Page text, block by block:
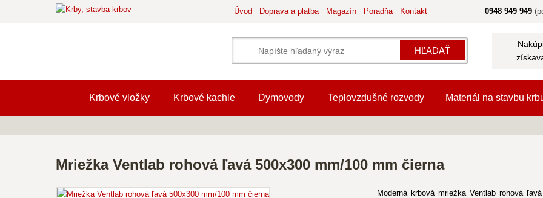
HĽADAŤ
0948 949 949
Úvod Doprava a platba Magazín Poradňa Kontakt
Krbové vložky Krbové kachle Dymovody Teplovzdušné rozvody Materiál na stavbu
Mriežka Ventlab rohová ľavá 500x300 mm/100 mm čierna
Moderná krbová mriežka Ventlab rohová